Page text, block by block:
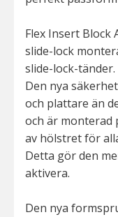
Flex Insert Block
slide-lock
slide-lock-tänder.
Den nya
och plattare än
och är monterad
av hölstret för
Detta gör den
aktivera.
Den nya